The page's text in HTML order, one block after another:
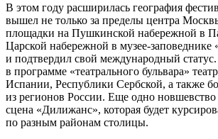
В этом году расширилась география
вышел не только за пределы центра
площадки на Пушкинской набережной в
Царской набережной в музее-заповеднике
и подтвердил свой международный статус.
в программе «театрального бульвара»
Испании, Республики Сербской, а также
из регионов России. Еще одно
сцена «Дилижанс», которая будет
по разным районам столицы.